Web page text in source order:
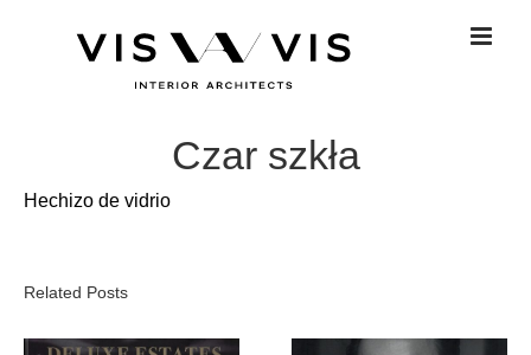
Czar szkła
Hechizo de vidrio
Related Posts